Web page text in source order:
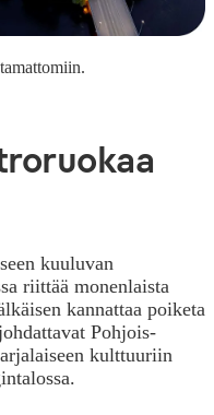
kuuluvan
riittää monenlaista
kannattaa poiketa
Pohjois-
kulttuuriin